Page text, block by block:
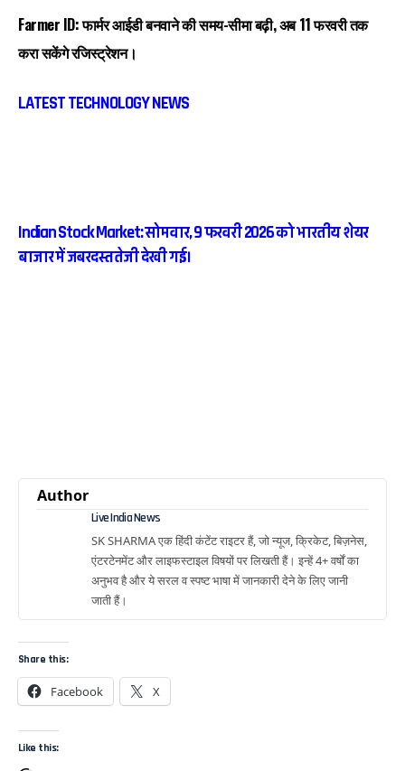
Farmer ID: फार्मर आईडी बनवाने की समय-सीमा बढ़ी, अब 11 फरवरी तक
करा सकेंगे रजिस्ट्रेशन।
LATEST TECHNOLOGY NEWS
Indian Stock Market: सोमवार, 9 फरवरी 2026 को भारतीय शेयर
बाजार में जबरदस्त तेजी देखी गई।
Author
Live India News
SK SHARMA एक हिंदी कंटेंट राइटर हैं, जो न्यूज, क्रिकेट, बिज़नेस,
एंटरटेनमेंट और लाइफस्टाइल विषयों पर लिखती हैं। इन्हें 4+ वर्षों का
अनुभव है और ये सरल व स्पष्ट भाषा में जानकारी देने के लिए जानी
जाती हैं।
Share this:
Facebook X
Like this: